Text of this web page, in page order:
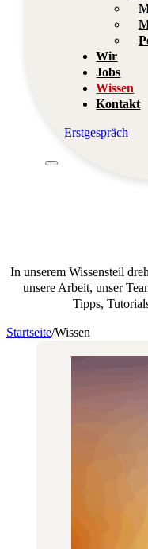
Wir
Jobs
Wissen
Kontakt
Erstgespräch
In unserem Wissensteil
unsere Arbeit, unser
Tipps,
Startseite/Wissen